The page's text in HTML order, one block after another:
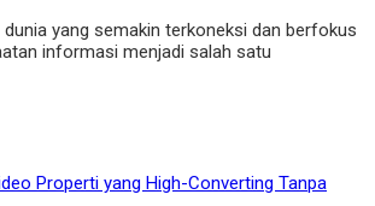
dunia yang semakin terkoneksi dan berfokus
informasi menjadi salah satu